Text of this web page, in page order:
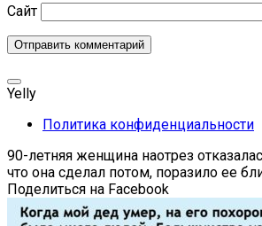
Сайт
Yelly
Политика конфиденциальности
90-летняя женщина наотрез
что она сделал потом, поразило ее
Поделиться на Facebook